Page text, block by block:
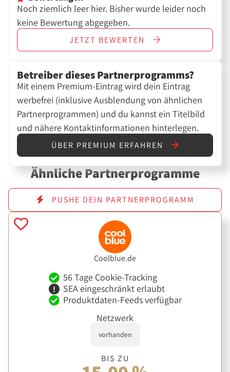
Noch ziemlich leer hier. Bisher wurde leider noch
keine Bewertung abgegeben.
JETZT BEWERTEN
Betreiber dieses Partnerprogramms?
Mit einem Premium-Eintrag wird dein Eintrag
werbefrei (inklusive Ausblendung von ähnlichen
Partnerprogrammen) und du kannst ein Titelbild
und nähere Kontaktinformationen hinterlegen.
ÜBER PREMIUM ERFAHREN
Ähnliche Partnerprogramme
PUSHE DEIN PARTNERPROGRAMM
Coolblue.de
56 Tage Cookie-Tracking
SEA eingeschränkt erlaubt
Produktdaten-Feeds verfügbar
Netzwerk
vorhanden
BIS ZU